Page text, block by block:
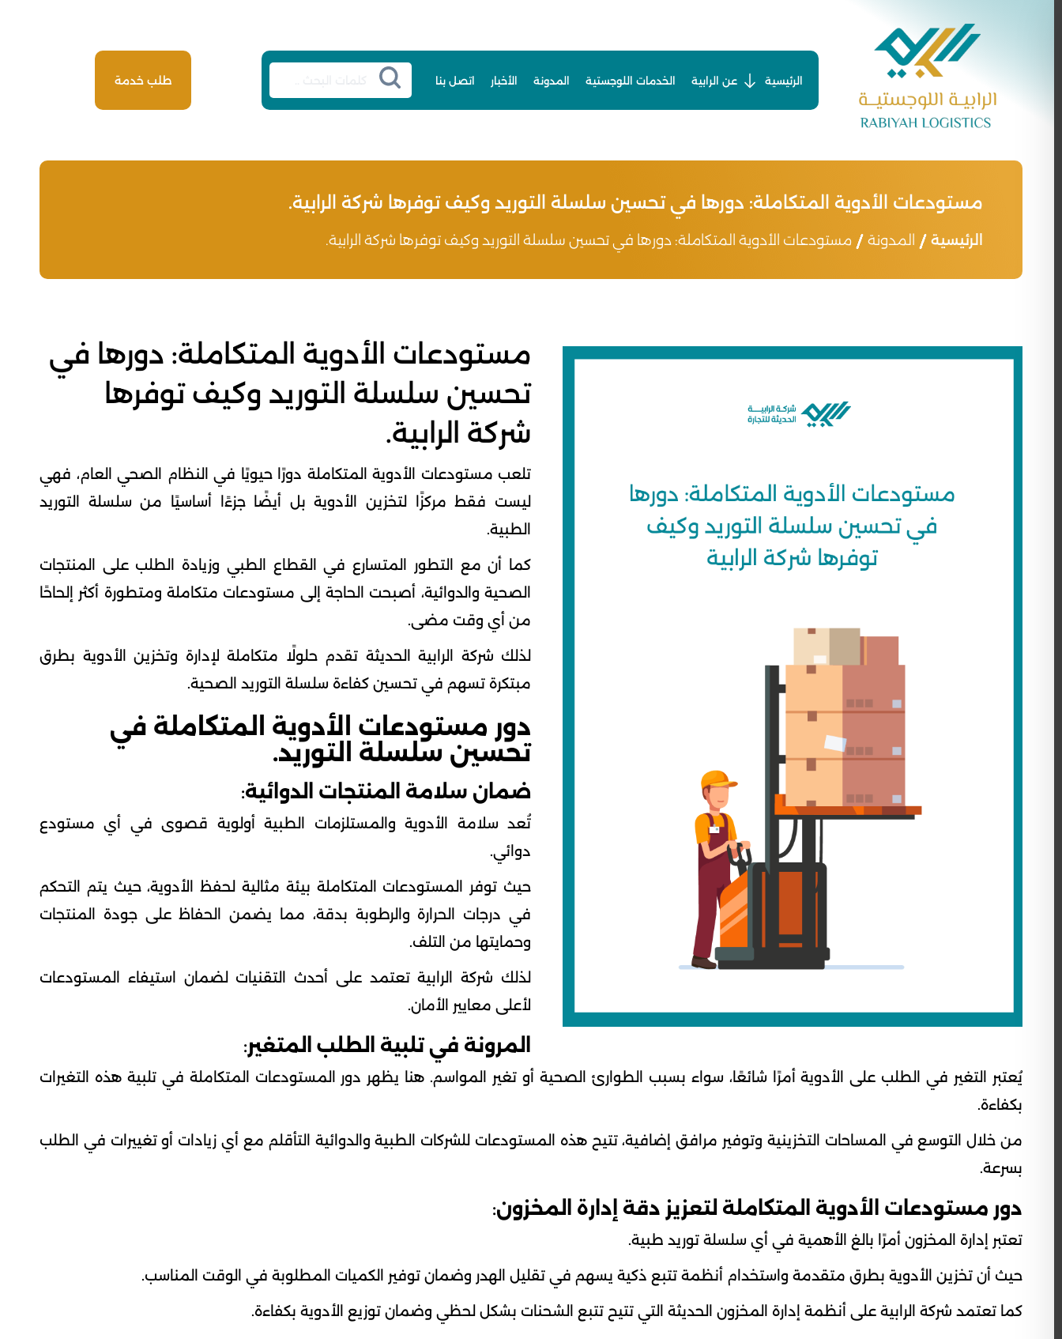
الرئيسية عن الرابية الخدمات اللوجستية المدونة الأخبار اتصل بنا طلب خدمة
مستودعات الأدوية المتكاملة: دورها في تحسين سلسلة التوريد وكيف توفرها شركة الرابية.
الرئيسية المدونة مستودعات الأدوية المتكاملة: دورها في تحسين سلسلة التوريد وكيف توفرها شركة الرابية.
مستودعات الأدوية المتكاملة: دورها في
تحسين سلسلة التوريد وكيف توفرها
شركة الرابية.
تلعب مستودعات الأدوية المتكاملة دورًا حيويًا في النظام الصحي العام، فهي
ليست فقط مركزًا لتخزين الأدوية بل أيضًا جزءًا أساسيًا من سلسلة التوريد
الطبية.
كما أن مع التطور المتسارع في القطاع الطبي وزيادة الطلب على المنتجات
الصحية والدوائية، أصبحت الحاجة إلى مستودعات متكاملة ومتطورة أكثر إلحاحًا
من أي وقت مضى.
لذلك شركة الرابية الحديثة تقدم حلولًا متكاملة لإدارة وتخزين الأدوية بطرق
مبتكرة تسهم في تحسين كفاءة سلسلة التوريد الصحية.
دور مستودعات الأدوية المتكاملة في
تحسين سلسلة التوريد.
ضمان سلامة المنتجات الدوائية:
تُعد سلامة الأدوية والمستلزمات الطبية أولوية قصوى في أي مستودع
دوائي.
حيث توفر المستودعات المتكاملة بيئة مثالية لحفظ الأدوية، حيث يتم التحكم
في درجات الحرارة والرطوبة بدقة، مما يضمن الحفاظ على جودة المنتجات
وحمايتها من التلف.
لذلك شركة الرابية تعتمد على أحدث التقنيات لضمان استيفاء المستودعات
لأعلى معايير الأمان.
المرونة في تلبية الطلب المتغير:
يُعتبر التغير في الطلب على الأدوية أمرًا شائعًا، سواء بسبب الطوارئ الصحية أو تغير المواسم. هنا يظهر دور المستودعات المتكاملة في تلبية هذه التغيرات
بكفاءة.
من خلال التوسع في المساحات التخزينية وتوفير مرافق إضافية، تتيح هذه المستودعات للشركات الطبية والدوائية التأقلم مع أي زيادات أو تغييرات في الطلب
بسرعة.
دور مستودعات الأدوية المتكاملة لتعزيز دقة إدارة المخزون:
تعتبر إدارة المخزون أمرًا بالغ الأهمية في أي سلسلة توريد طبية.
حيث أن تخزين الأدوية بطرق متقدمة واستخدام أنظمة تتبع ذكية يسهم في تقليل الهدر وضمان توفير الكميات المطلوبة في الوقت المناسب.
كما تعتمد شركة الرابية على أنظمة إدارة المخزون الحديثة التي تتيح تتبع الشحنات بشكل لحظي وضمان توزيع الأدوية بكفاءة.